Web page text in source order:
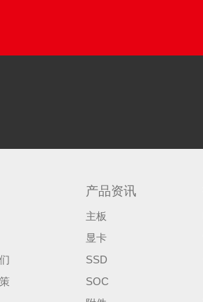
产品资讯
主板
显卡
SSD
SOC